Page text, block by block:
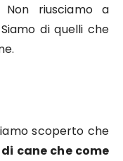
riusciamo a
di quelli che
scoperto che
cane che come